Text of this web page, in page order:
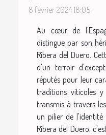
8 février 2024 18:05
Au cœur de
distingue par son
Ribera del Duero.
d'un terroir
réputés pour leur
traditions viticoles
transmis à travers
un pilier de l'identité
Ribera del Duero,